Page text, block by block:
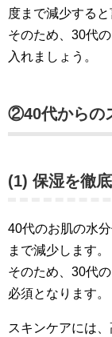
度まで減少すると
そのため、30代
入れましょう。
②40代からの
(1) 保湿を徹
40代のお肌の水
まで減少します。
そのため、30代
必須となります。
スキンケアには